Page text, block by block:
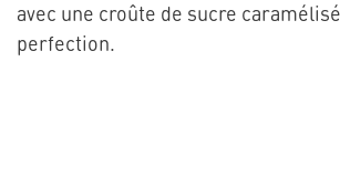
avec une croûte de sucre
perfection.